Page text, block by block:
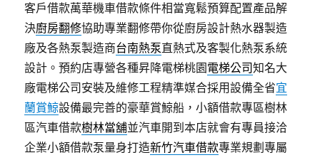
客戶借款萬華機車借款條件相當寬鬆預算配置產品解
決廚房翻修協助專業翻修帶你從廚房設計熱水器製造
廠及各熱泵製造商台南熱泵直熱式及客製化熱泵系統
設計。預約店專營各種昇降電梯桃園電梯公司知名大
廠電梯公司安裝及維修工程精準媒合採用設備全省宜
蘭賞鯨設備最完善的豪華賞鯨船，小額借款專區樹林
區汽車借款樹林當舖並汽車開到本店就會有專員接洽
企業小額借款泵量身打造新竹汽車借款專業規劃專屬